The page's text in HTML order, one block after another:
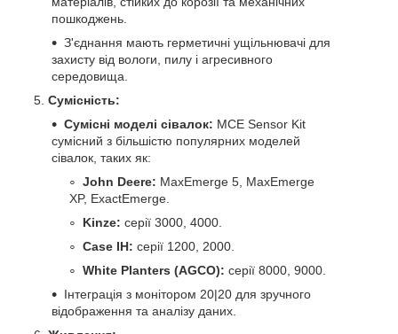
пошкоджень.
З'єднання мають герметичні ущільнювачі для
захисту від вологи, пилу і агресивного
середовища.
Сумісність:
Сумісні моделі сівалок: MCE Sensor Kit
сумісний з більшістю популярних моделей
сівалок, таких як:
John Deere: MaxEmerge 5, MaxEmerge
XP, ExactEmerge.
Kinze: серії 3000, 4000.
Case IH: серії 1200, 2000.
White Planters (AGCO): серії 8000, 9000.
Інтеграція з монітором 20|20 для зручного
відображення та аналізу даних.